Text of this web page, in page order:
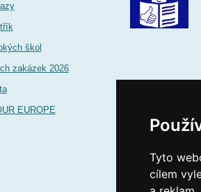
Tyto
cílem
škol
zakázek 2026
EUROPE